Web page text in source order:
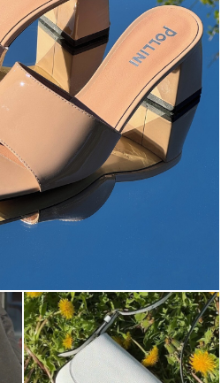
sandals are now on sale. ...